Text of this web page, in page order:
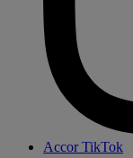
Accor TikTok